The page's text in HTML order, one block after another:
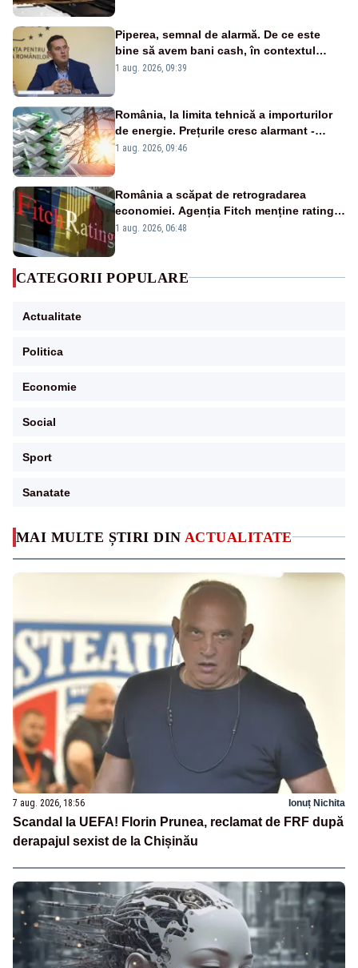
MAI MULTE ȘTIRI DIN ACTUALITATE
7 aug. 2026, 18:56 Ionuț Nichita
Scandal la UEFA! Florin Prunea, reclamat de FRF după
derapajul sexist de la Chișinău
Piperea, semnal de alarmă. De ce este
bine să avem bani cash, în contextul
alertei energetice?
1 aug. 2026, 09:39
România, la limita tehnică a importurilor
de energie. Prețurile cresc alarmant -
Analiză Realitatea Plus
1 aug. 2026, 09:46
România a scăpat de retrogradarea
economiei. Agenția Fitch menține ratingul
„BBB-” cu perspectivă negativă
1 aug. 2026, 06:48
CATEGORII POPULARE
Actualitate
Politica
Economie
Social
Sport
Sanatate